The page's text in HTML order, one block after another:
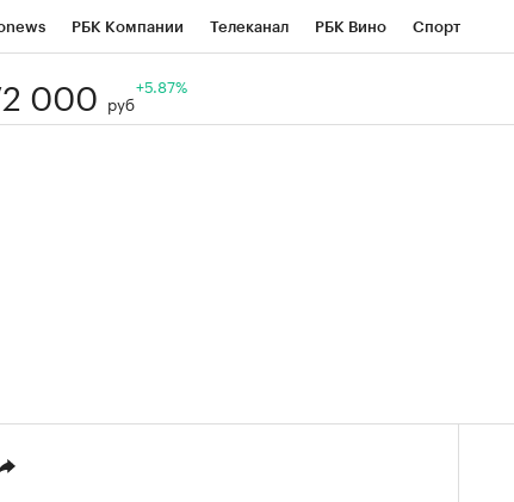
РБК Компании Телеканал РБК Вино Спорт
Национальные проекты
000 руб
+5.87%